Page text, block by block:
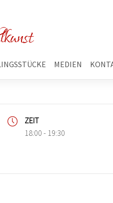
MEDIEN
ZEIT
18:00 - 19:30